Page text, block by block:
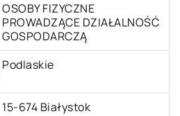
OSOBY FIZYCZNE
PROWADZĄCE DZIAŁALNOŚĆ
GOSPODARCZĄ
Podlaskie
15-674 Białystok